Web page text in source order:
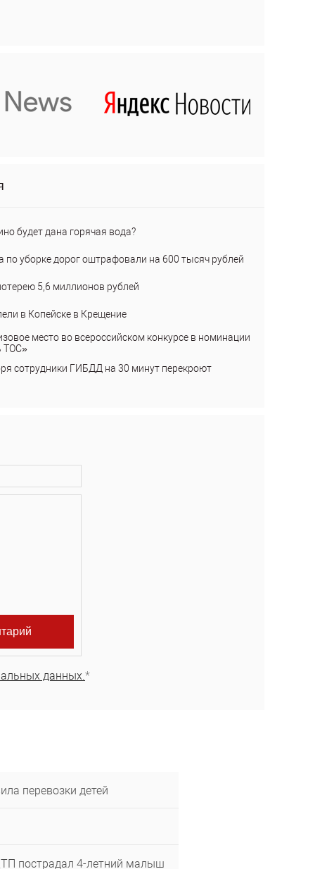
будет дана горячая вода?
по уборке дорог оштрафовали на 600 тысяч рублей
5,6 миллионов рублей
в Копейске в Крещение
место во всероссийском конкурсе в номинации
ТОС»
сотрудники ГИБДД на 30 минут перекроют
данных.*
перевозки детей
пострадал 4-летний малыш